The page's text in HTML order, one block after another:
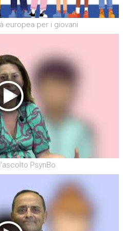
europea per i giovani
PsynBo